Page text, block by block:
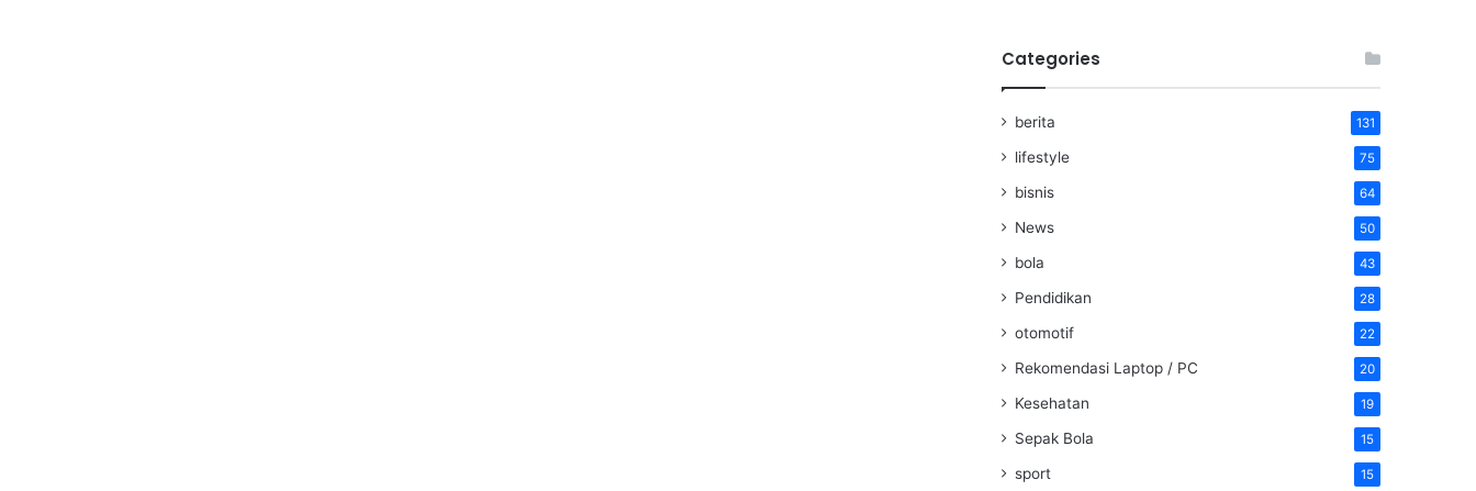
Categories
berita 131
lifestyle 75
bisnis 64
News 50
bola 43
Pendidikan 28
otomotif 22
Rekomendasi Laptop / PC 20
Kesehatan 19
Sepak Bola 15
sport 15